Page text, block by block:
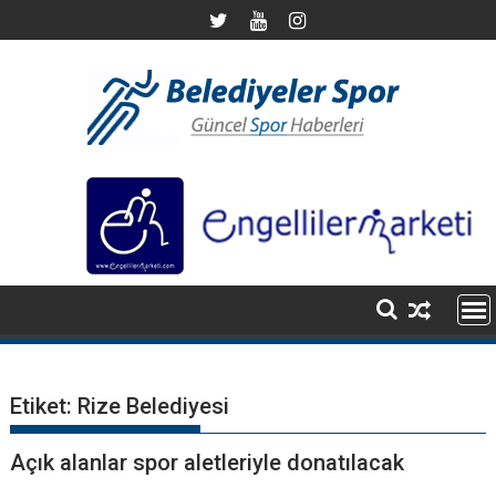
k
Etiket: Rize Belediyesi
Açık alanlar spor aletleriyle donatılacak